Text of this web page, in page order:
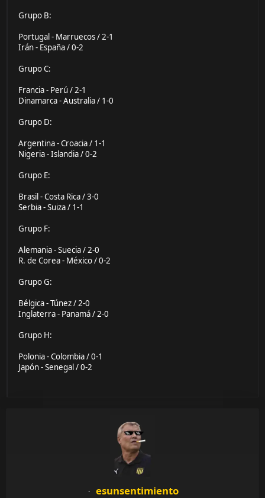
Grupo B:
Portugal - Marruecos / 2-1
Irán - España / 0-2
Grupo C:
Francia - Perú / 2-1
Dinamarca - Australia / 1-0
Grupo D:
Argentina - Croacia / 1-1
Nigeria - Islandia / 0-2
Grupo E:
Brasil - Costa Rica / 3-0
Serbia - Suiza / 1-1
Grupo F:
Alemania - Suecia / 2-0
R. de Corea - México / 0-2
Grupo G:
Bélgica - Túnez / 2-0
Inglaterra - Panamá / 2-0
Grupo H:
Polonia - Colombia / 0-1
Japón - Senegal / 0-2
esunsentimiento